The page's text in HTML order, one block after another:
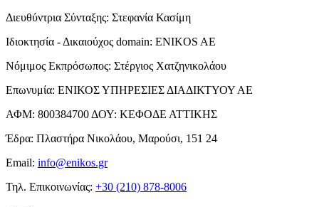
Διευθύντρια Σύνταξης: Στεφανία Κασίμη
Ιδιοκτησία - Δικαιούχος domain: ENIKOS AE
Νόμιμος Εκπρόσωπος: Στέργιος Χατζηνικολάου
Επωνυμία: ΕΝΙΚΟΣ ΥΠΗΡΕΣΙΕΣ ΔΙΑΔΙΚΤΥΟΥ ΑΕ
ΑΦΜ: 800384700 ΔΟΥ: ΚΕΦΟΔΕ ΑΤΤΙΚΗΣ
Έδρα: Πλαστήρα Νικολάου, Μαρούσι, 151 24
Email: info@enikos.gr
Τηλ. Επικοινωνίας: +30 (210) 878-8006